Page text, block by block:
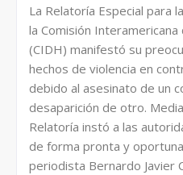
La Relatoría Especial para
la Comisión
(CIDH) manifestó su
hechos de violencia en
debido al asesinato de un
desaparición de otro.
Relatoría instó a las
de forma pronta y
periodista Bernardo Javier